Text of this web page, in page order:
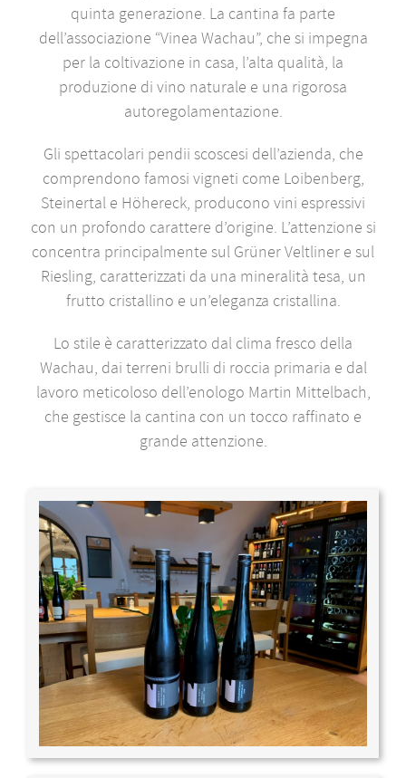
quinta generazione. La cantina fa parte
dell’associazione “Vinea Wachau”, che si impegna
per la coltivazione in casa, l’alta qualità, la
produzione di vino naturale e una rigorosa
autoregolamentazione.
Gli spettacolari pendii scoscesi dell’azienda, che
comprendono famosi vigneti come Loibenberg,
Steinertal e Höhereck, producono vini espressivi
con un profondo carattere d’origine. L’attenzione si
concentra principalmente sul Grüner Veltliner e sul
Riesling, caratterizzati da una mineralità tesa, un
frutto cristallino e un’eleganza cristallina.
Lo stile è caratterizzato dal clima fresco della
Wachau, dai terreni brulli di roccia primaria e dal
lavoro meticoloso dell’enologo Martin Mittelbach,
che gestisce la cantina con un tocco raffinato e
grande attenzione.